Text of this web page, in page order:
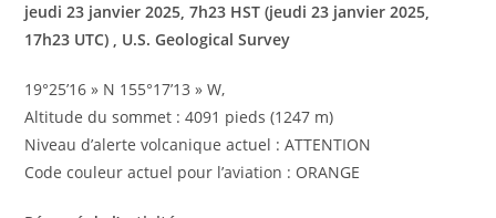
jeudi 23 janvier 2025, 7h23 HST (jeudi 23 janvier 2025,
17h23 UTC) , U.S. Geological Survey
19°25’16 » N 155°17’13 » W,
Altitude du sommet : 4091 pieds (1247 m)
Niveau d’alerte volcanique actuel : ATTENTION
Code couleur actuel pour l’aviation : ORANGE